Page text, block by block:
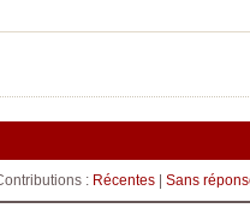
: Récentes Sans